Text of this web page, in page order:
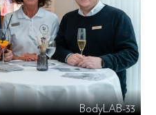
BodyLAB-33